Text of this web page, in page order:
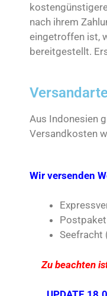
nach ihrem
eingetroffen ist,
bereitgestellt.
Aus Indonesien
Versandkosten
Wir versenden
Seefracht
Zu beachten